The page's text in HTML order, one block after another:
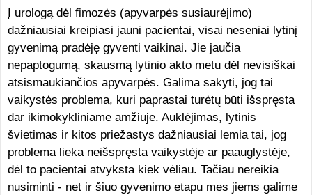
Į urologą dėl fimozės (apyvarpės susiaurėjimo)
dažniausiai kreipiasi jauni pacientai, visai neseniai lytinį
gyvenimą pradėję gyventi vaikinai. Jie jaučia
nepaptogumą, skausmą lytinio akto metu dėl nevisiškai
atsismaukiančios apyvarpės. Galima sakyti, jog tai
vaikystės problema, kuri paprastai turėtų būti išspręsta
dar ikimokykliniame amžiuje. Auklėjimas, lytinis
švietimas ir kitos priežastys dažniausiai lemia tai, jog
problema lieka neišspręsta vaikystėje ar paauglystėje,
dėl to pacientai atvyksta kiek vėliau. Tačiau nereikia
nusiminti - net ir šiuo gyvenimo etapu mes jiems galime